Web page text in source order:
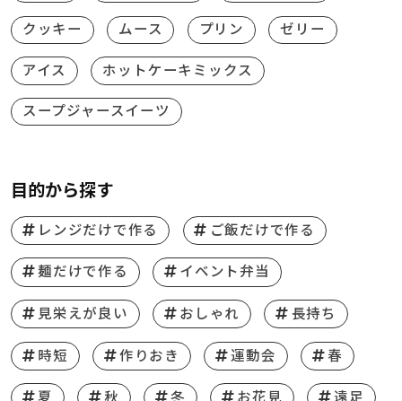
クッキー ムース プリン ゼリー
アイス ホットケーキミックス
スープジャースイーツ
目的から探す
レンジだけで作る ご飯だけで作る
麺だけで作る イベント弁当
見栄えが良い おしゃれ 長持ち
時短 作りおき 運動会 春
夏 秋 冬 お花見 遠足